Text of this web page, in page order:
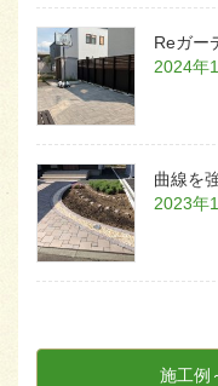
Reガ
2024年
曲線を
2023年
施工例